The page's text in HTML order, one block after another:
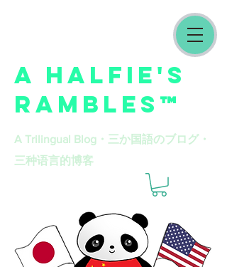
A HALFIE'S
RAMBLES™
A Trilingual Blog​・三か国語のブログ・
三种语言的博客